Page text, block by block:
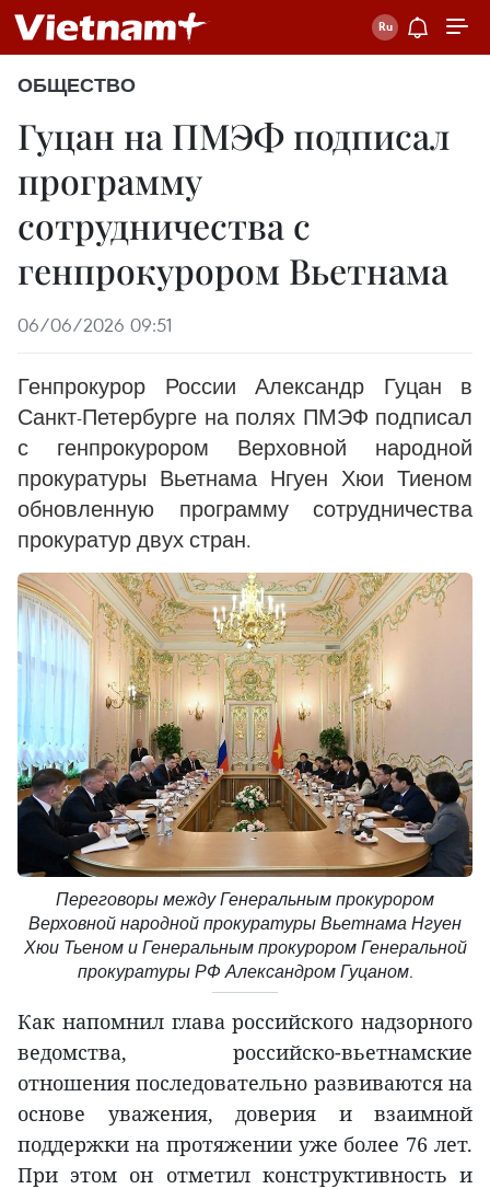
ОБЩЕСТВО
Гуцан на ПМЭФ подписал
программу
сотрудничества с
генпрокурором Вьетнама
06/06/2026 09:51
Генпрокурор России Александр Гуцан в
Санкт-Петербурге на полях ПМЭФ подписал
с генпрокурором Верховной народной
прокуратуры Вьетнама Нгуен Хюи Тиеном
обновленную программу сотрудничества
прокуратур двух стран.
Переговоры между Генеральным прокурором
Верховной народной прокуратуры Вьетнама Нгуен
Хюи Тьеном и Генеральным прокурором Генеральной
прокуратуры РФ Александром Гуцаном.
Как напомнил глава российского надзорного
ведомства, российско-вьетнамские
отношения последовательно развиваются на
основе уважения, доверия и взаимной
поддержки на протяжении уже более 76 лет.
При этом он отметил конструктивность и